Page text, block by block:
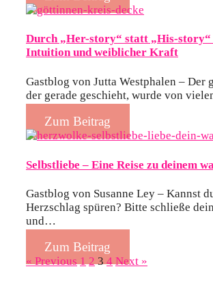
Durch „Her-story“ statt „His-story“
Intuition und weiblicher Kraft
Gastblog von Jutta Westphalen – Der
der gerade geschieht, wurde von
Zum Beitrag
Selbstliebe – Eine Reise zu deinem
Gastblog von Susanne Ley – Kannst
Herzschlag spüren? Bitte schließe
und…
Zum Beitrag
« Previous 1 2 3 4 Next »